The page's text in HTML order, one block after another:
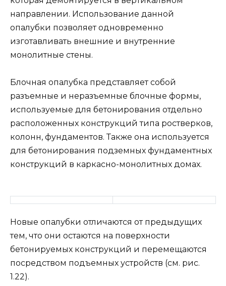
направлении. Использование данной
опалубки позволяет одновременно
изготавливать внешние и внутренние
монолитные стены.
Блочная опалубка представляет собой
разъемные и неразъемные блочные формы,
используемые для бетонирования отдельно
расположенных конструкций типа ростверков,
колонн, фундаментов. Также она используется
для бетонирования подземных фундаментных
конструкций в каркасно-монолитных домах.
Новые опалубки отличаются от предыдущих
тем, что они остаются на поверхности
бетонируемых конструкций и перемещаются
посредством подъемных устройств (см. рис.
1.22).